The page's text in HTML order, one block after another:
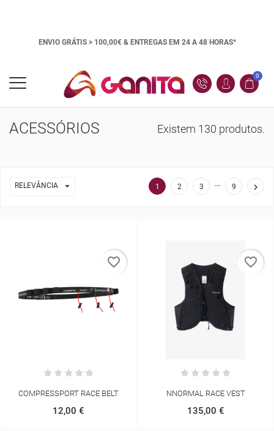
ENVIO GRÁTIS > 100,00€ & ENTREGAS EM 24 A 48 HORAS*
0
ACESSÓRIOS Existem 130 produtos.
RELEVÂNCIA  1 2 3 … 9 
COMPRESSPORT RACE BELT
12,00 €
favorite_border
NNORMAL RACE VEST
135,00 €
favorite_border